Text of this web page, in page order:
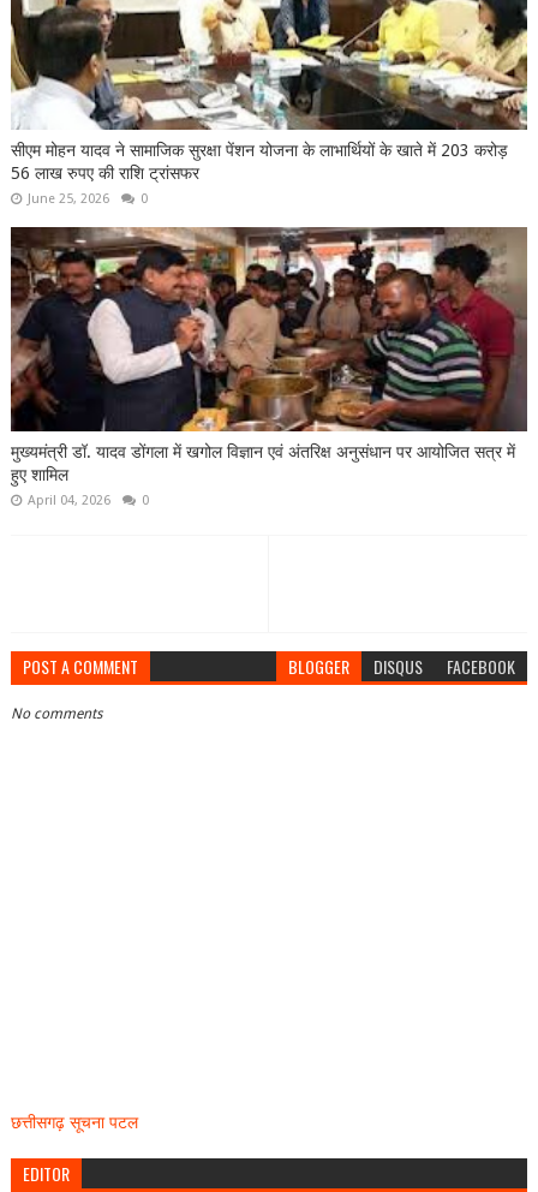
सीएम मोहन यादव ने सामाजिक सुरक्षा पेंशन योजना के लाभार्थियों के खाते में 203 करोड़
56 लाख रुपए की राशि ट्रांसफर
June 25, 2026 0
मुख्यमंत्री डॉ. यादव डोंगला में खगोल विज्ञान एवं अंतरिक्ष अनुसंधान पर आयोजित सत्र में
हुए शामिल
April 04, 2026 0
POST A COMMENT BLOGGER DISQUS FACEBOOK
No comments
छत्तीसगढ़ सूचना पटल
EDITOR